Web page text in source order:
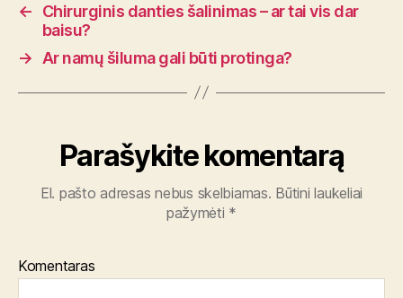
←
Chirurginis danties šalinimas – ar tai vis dar
baisu?
→
Ar namų šiluma gali būti protinga?
Parašykite komentarą
El. pašto adresas nebus skelbiamas. Būtini laukeliai
pažymėti *
Komentaras